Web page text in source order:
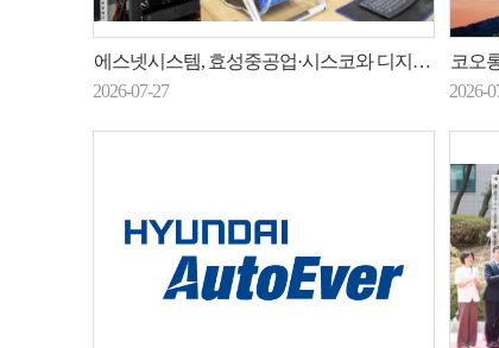
에스넷시스템, 효성중공업·시스코와 디지털 변전소 기술 검증
2026-07-27
코오롱
2026-